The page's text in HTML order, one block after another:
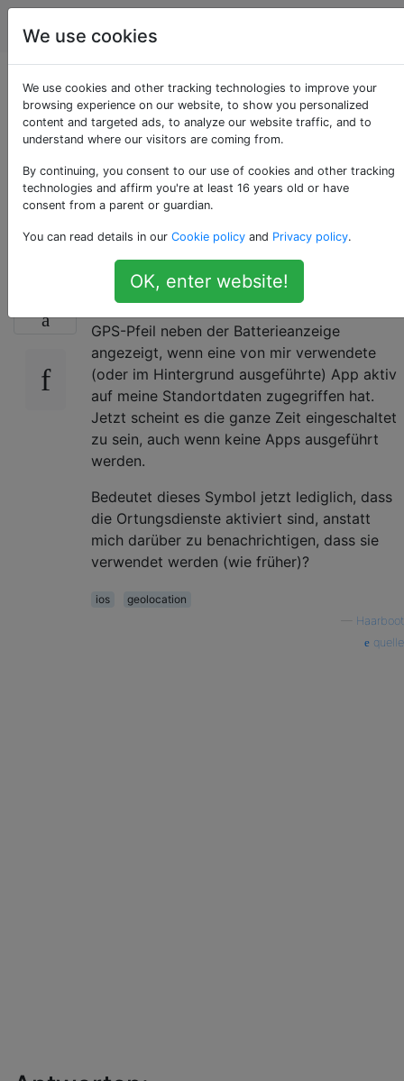
Apple
Warum ist das
Symbol für
Ortungsdienste
immer vorhanden?
Ich habe gestern Abend mein iPhone 4 auf
iOS 5 aktualisiert. In iOS 4 wurde der violette
GPS-Pfeil neben der Batterieanzeige
angezeigt, wenn eine von mir verwendete
(oder im Hintergrund ausgeführte) App aktiv
auf meine Standortdaten zugegriffen hat.
Jetzt scheint es die ganze Zeit eingeschaltet
zu sein, auch wenn keine Apps ausgeführt
werden.
Bedeutet dieses Symbol jetzt lediglich, dass
die Ortungsdienste aktiviert sind, anstatt
mich darüber zu benachrichtigen, dass sie
verwendet werden (wie früher)?
ios
geolocation
Haarboot
quelle
We use cookies
We use cookies and other tracking technologies to improve your
browsing experience on our website, to show you personalized
content and targeted ads, to analyze our website traffic, and to
understand where our visitors are coming from.
By continuing, you consent to our use of cookies and other tracking
technologies and affirm you're at least 16 years old or have
consent from a parent or guardian.
You can read details in our Cookie policy and Privacy policy.
OK, enter website!